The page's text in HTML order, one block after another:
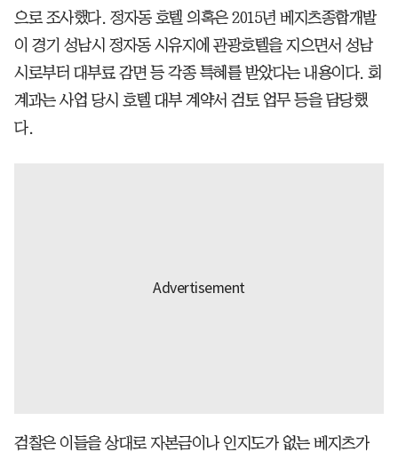
으로 조사했다. 정자동 호텔 의혹은 2015년 베지츠종합개발
이 경기 성남시 정자동 시유지에 관광호텔을 지으면서 성남
시로부터 대부료 감면 등 각종 특혜를 받았다는 내용이다. 회
계과는 사업 당시 호텔 대부 계약서 검토 업무 등을 담당했
다.
검찰은 이들을 상대로 자본금이나 인지도가 없는 베지츠가